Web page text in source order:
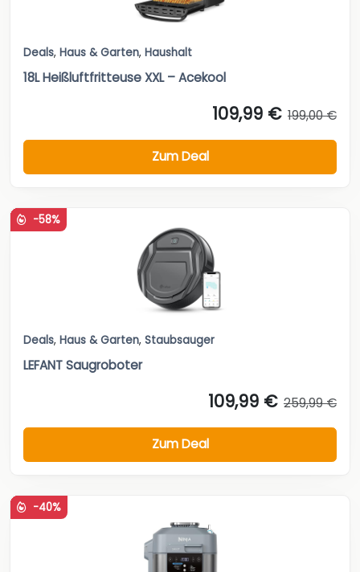
Deals, Haus & Garten, Haushalt
18L Heißluftfritteuse XXL – Acekool
109,99 € 199,00 €
Zum Deal
-58%
Deals, Haus & Garten, Staubsauger
LEFANT Saugroboter
109,99 € 259,99 €
Zum Deal
-40%